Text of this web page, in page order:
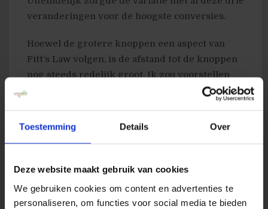
Toestemming Details Over
Deze website maakt gebruik van cookies
We gebruiken cookies om content en advertenties te
personaliseren, om functies voor social media te bieden
veranderingen voor de hoogste conversies.
Hoewel de grotere knoppen een aspect van
Fitt’s Law volgen, is de afstand tot de knoppen
nog steeds redelijk groot. Ik zou voorstellen
dat in de volgende test, ze proberen de CTA
verplaatsen.
Case Study #2: Obama for America 2012
Tijdens de Amerikaanse
presidentsverkiezingen van 2012 genereerde